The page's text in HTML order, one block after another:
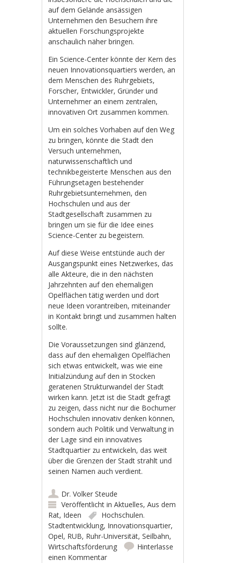
auf dem Gelände ansässigen
Unternehmen den Besuchern ihre
aktuellen Forschungsprojekte
anschaulich näher bringen.
Ein Science-Center könnte der Kern des
neuen Innovationsquartiers werden, an
dem Menschen des Ruhrgebiets,
Forscher, Entwickler, Gründer und
Unternehmer an einem zentralen,
innovativen Ort zusammen kommen.
Um ein solches Vorhaben auf den Weg
zu bringen, könnte die Stadt den
Versuch unternehmen,
naturwissenschaftlich und
technikbegeisterte Menschen aus den
Führungsetagen bestehender
Ruhrgebietsunternehmen, den
Hochschulen und aus der
Stadtgesellschaft zusammen zu
bringen um sie für die Idee eines
Science-Center zu begeistern.
Auf diese Weise entstünde auch der
Ausgangspunkt eines Netzwerkes, das
alle Akteure, die in den nächsten
Jahrzehnten auf den ehemaligen
Opelflächen tätig werden und dort
neue Ideen vorantreiben, miteinander
in Kontakt bringt und zusammen halten
sollte.
Die Voraussetzungen sind glänzend,
dass auf den ehemaligen Opelflächen
sich etwas entwickelt, was wie eine
Initialzündung auf den in Stocken
geratenen Strukturwandel der Stadt
wirken kann. Jetzt ist die Stadt gefragt
zu zeigen, dass nicht nur die Bochumer
Hochschulen innovativ denken können,
sondern auch Politik und Verwaltung in
der Lage sind ein innovatives
Stadtquartier zu entwickeln, das weit
über die Grenzen der Stadt strahlt und
seinen Namen auch verdient.
Dr. Volker Steude
Veröffentlicht inAktuelles,Aus dem
Rat, Ideen
Hochschulen.
Stadtentwicklung, Innovationsquartier,
Opel, RUB, Ruhr-Universität,Seilbahn,
Wirtschaftsförderung
Hinterlasse
einen Kommentar